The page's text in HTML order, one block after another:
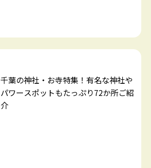
千葉の神社・お寺特集！有名な神社や
パワースポットもたっぷり72か所ご紹
介